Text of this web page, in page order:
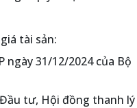
tài sản:
31/12/2024 của Bộ
tư, Hội đồng thanh lý